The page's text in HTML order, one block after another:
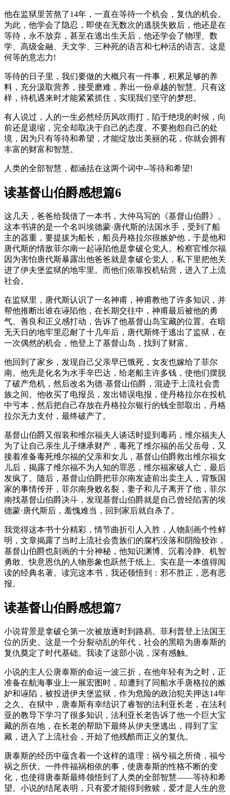
他在监狱里苦熬了14年，一直在等待一个机会，复仇的机会。
为此，他学会了隐忍，即使在无数次的逃脱失败后，他还是在
等待，永不放弃，甚至在逃出生天后，他还学会了物理、数
学、高级金融、天文学、三种死的语言和七种活的语言。这是
何等的意志力!
等待的日子里，我们要做的大概只有一件事，积累足够的养
料，充分汲取营养，接受磨难，养出一份卓越的智慧。只有这
样，待机遇来时才能紧紧抓住，实现我们坚守的梦想。
有人说过，人的一生必然经历风吹雨打，陷于绝境的时候，向
前还是退缩，完全却取决于自己的态度。不要抱怨自己的处
境，因为只有等待和希望，才能绽放出美丽的花，你就会拥有
丰富的财富和智慧。
人类的全部智慧，都涵括在这两个词中--等待和希望!
读基督山伯爵感想篇6
这几天，爸爸给我借了一本书，大仲马写的《基督山伯爵》。
这本书讲的是一个名叫埃德蒙·唐代斯的法国水手，受到了船
主的器重，要提拔为船长，船员丹格拉尔很嫉妒他，于是他和
唐代斯的情敌菲尔南一起诬陷他是拿破仑党人。检察官维尔福
因为害怕唐代斯暴露出他爸爸就是拿破仑党人，私下里把他关
进了伊夫堡监狱的地牢里。而他们依靠投机钻营，进入了上流
社会。
在监狱里，唐代斯认识了一名神甫，神甫教他了许多知识，并
帮他推断出谁在诬陷他，在长期交往中，神甫最后被他的勇
气、善良和正义感打动，告诉了他基督山岛宝藏的位置。在暗
无天日的地牢里忍耐了十几年后，唐代斯终于逃出了监狱，在
一次偶然的机会，他登上了基督山岛，找到了财富。
他回到了家乡，发现自己父亲早已饿死，女友也嫁给了菲尔
南。他先是化名为水手辛巴达，给老船主许多钱，使他们摆脱
了破产危机，然后改名为德·基督山伯爵，混迹于上流社会贵
族之间。他收买了电报员，发出错误电报，使丹格拉尔在投机
中亏本，然后把自己存放在丹格拉尔银行的钱全部取出，丹格
拉尔无力支付，最终破产了。
基督山伯爵又假装和维尔福夫人谈话时提到毒药，维尔福夫人
为了让自己亲生儿子继承财产，毒死了维尔福的岳父岳母，又
接着准备毒死维尔福的父亲和女儿，基督山伯爵救出维尔福女
儿后，揭露了维尔福不为人知的罪恶，维尔福家破人亡，最后
发疯了。随后，基督山伯爵把菲尔南发迹前出卖主人，背叛国
家的事情传开，菲尔南身败名裂，妻子和儿子离开了他，菲尔
南找基督山伯爵决斗，发现基督山伯爵就是自己曾经陷害的埃
德蒙·唐代斯后，羞愧难当，回到家后就自杀了。
我觉得这本书十分精彩，情节曲折引人入胜，人物刻画个性鲜
明，文章揭露了当时上流社会贵族们的腐朽没落和阴险狡诈，
基督山伯爵也刻画的十分神秘，他知识渊博、沉着冷静、机智
勇敢、快意恩仇的人物形象也跃然于纸上。实在是一本值得阅
读的经典名著。读完这本书，我还领悟到：邪不胜正，恶有恶
报。
读基督山伯爵感想篇7
小说背景是拿破仑第一次被放逐时到路易。菲利普登上法国王
位的历史。这是一个分裂动乱的年代，社会的黑暗为唐泰斯的
复仇奠定了时代基础。我读了这部小说，深有感触。
小说的主人公唐泰斯的命运一波三折，在他年轻有为之时，正
准备在航海事业上一展宏图时，却遭到了同船水手唐格拉的嫉
妒和诬陷，被投进伊夫堡监狱，作为危险的政治犯关押达14年
之久。在狱中，唐泰斯有幸结识了睿智的法利亚长老，在法利
亚的教导下学习了很多知识，法利亚长老告诉了他一个巨大宝
藏的所在地，在长老的帮助下最终从伊夫堡逃出，得到了宝
藏，进入了上流社会，开始了他残酷而正义的复仇。
唐泰斯的经历中蕴含着一个这样的道理：祸兮福之所倚，福兮
祸之所伏。一件件福祸相依的事，使唐泰斯的性格不断的变
化，也使得唐泰斯最终领悟到了人类的全部智慧——等待和希
望。小说的结尾表明，只有爱才能得到救赎，爱才是人生的意